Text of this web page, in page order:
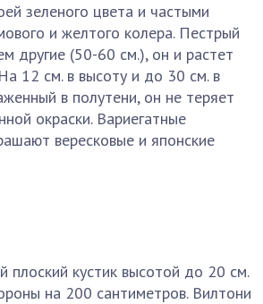
зеленого цвета и частыми
и желтого колера. Пестрый
другие (50-60 см.), он и растет
12 см. в высоту и до 30 см. в
в полутени, он не теряет
окраски. Вариегатные
вересковые и японские
плоский кустик высотой до 20 см.
на 200 сантиметров. Вилтони